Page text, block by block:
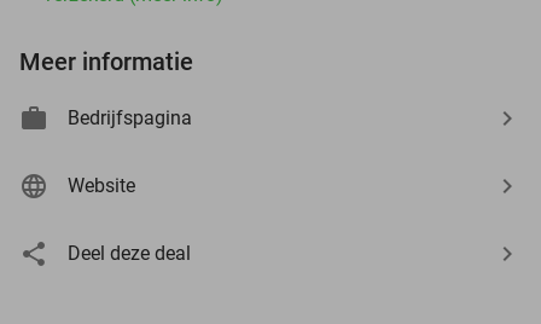
Meer informatie
Bedrijfspagina
Website
Deel deze deal